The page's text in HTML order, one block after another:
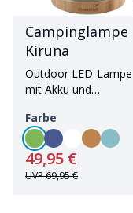
Campinglampe
Kiruna
Outdoor LED-Lampe
mit Akku und
Farbe
49,95 €
UVP69,95 €